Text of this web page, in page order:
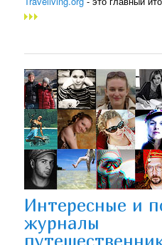
Интересные и
журналы